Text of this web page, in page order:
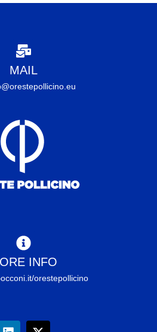
MAIL
INFO
orestepollicino